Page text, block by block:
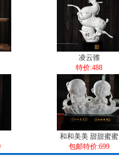
凌云骓
特价:488
和和美美 甜甜蜜蜜
包邮特价:699